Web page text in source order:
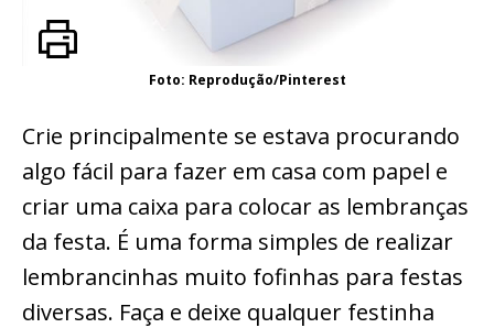
Foto: Reprodução/Pinterest
Crie principalmente se estava procurando
algo fácil para fazer em casa com papel e
criar uma caixa para colocar as lembranças
da festa. É uma forma simples de realizar
lembrancinhas muito fofinhas para festas
diversas. Faça e deixe qualquer festinha